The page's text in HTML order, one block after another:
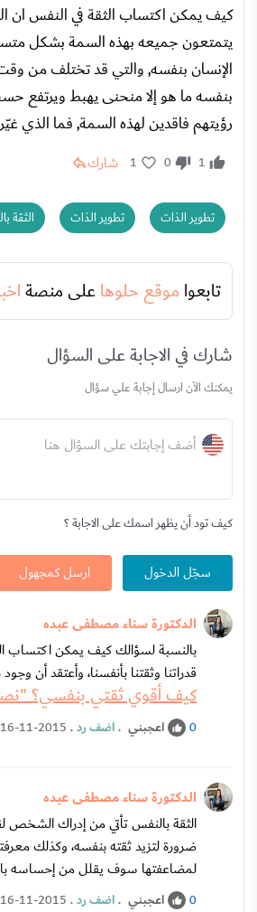
كيف يمكن اكتساب الثقة في النفس ان
يتمتعون جميعه بهذه السمة بشكل
الإنسان بنفسه, والتي قد تختلف من
بنفسه ما هو إلا منحنى يهبط ويرتفع
رؤيتهم فاقدين لهذه السمة, فما الذي
1
0
1 شارك
تطوير الذات تطوير الذات الثقة
تابعوا موقع حلوهاعلى منصة
شارك في الاجابة على السؤال
يمكنك الآن ارسال إجابة علي سؤال
أضف إجابتك على السؤال هنا
كيف تود أن يظهر اسمك على الاجابة ؟
سجّل الدخول ارسل كمجهول
الدكتورة سناء مصطفى عبده
بالنسبة لسؤالك كيف يمكن اكتساب
قدراتنا وثقتنا بأنفسنا، وأعتقد أن
كيف أقوي ثقتي بنفسي؟
0 اعجبني .اضف رد.
16-11-2015
الدكتورة سناء مصطفى عبده
الثقة بالنفس تأتي من إدراك الشخص
ضرورة لتزيد ثقته بنفسه، وكذلك
لمضاعفتها سوف يقلل من إحساسه
0 اعجبني .اضف رد.
16-11-2015